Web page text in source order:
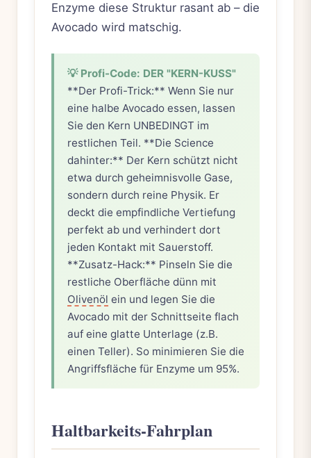
Enzyme diese Struktur rasant ab – die
Avocado wird matschig.
💡 Profi-Code: DER "KERN-KUSS"
**Der Profi-Trick:** Wenn Sie nur
eine halbe Avocado essen, lassen
Sie den Kern UNBEDINGT im
restlichen Teil. **Die Science
dahinter:** Der Kern schützt nicht
etwa durch geheimnisvolle Gase,
sondern durch reine Physik. Er
deckt die empfindliche Vertiefung
perfekt ab und verhindert dort
jeden Kontakt mit Sauerstoff.
**Zusatz-Hack:** Pinseln Sie die
restliche Oberfläche dünn mit
Olivenöl ein und legen Sie die
Avocado mit der Schnittseite flach
auf eine glatte Unterlage (z.B.
einen Teller). So minimieren Sie die
Angriffsfläche für Enzyme um 95%.
Haltbarkeits-Fahrplan